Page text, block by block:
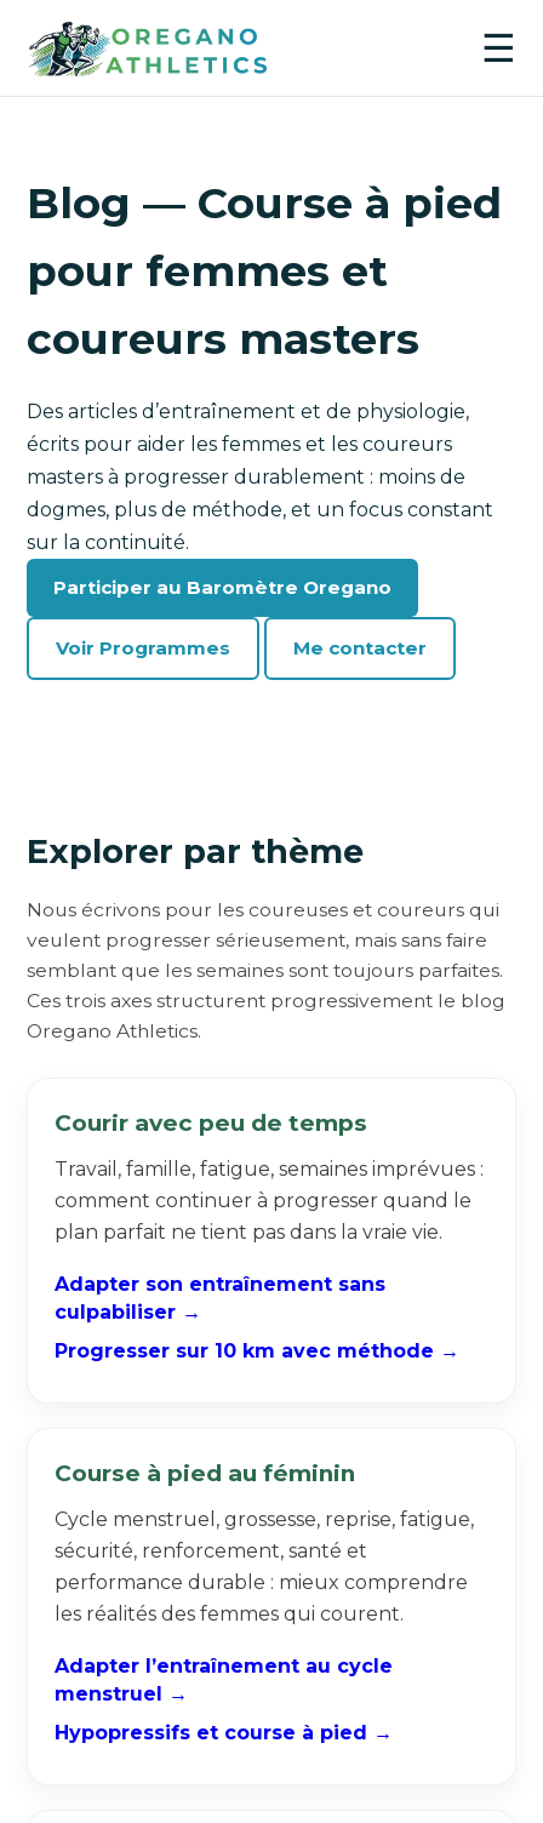
☰
Blog — Course à pied
pour femmes et
coureurs masters
Des articles d’entraînement et de physiologie,
écrits pour aider les femmes et les coureurs
masters à progresser durablement : moins de
dogmes, plus de méthode, et un focus constant
sur la continuité.
Participer au Baromètre Oregano
Voir Programmes Me contacter
Explorer par thème
Nous écrivons pour les coureuses et coureurs qui
veulent progresser sérieusement, mais sans faire
semblant que les semaines sont toujours parfaites.
Ces trois axes structurent progressivement le blog
Oregano Athletics.
Courir avec peu de temps
Travail, famille, fatigue, semaines imprévues :
comment continuer à progresser quand le
plan parfait ne tient pas dans la vraie vie.
Adapter son entraînement sans
culpabiliser →
Progresser sur 10 km avec méthode →
Course à pied au féminin
Cycle menstruel, grossesse, reprise, fatigue,
sécurité, renforcement, santé et
performance durable : mieux comprendre
les réalités des femmes qui courent.
Adapter l’entraînement au cycle
menstruel →
Hypopressifs et course à pied →